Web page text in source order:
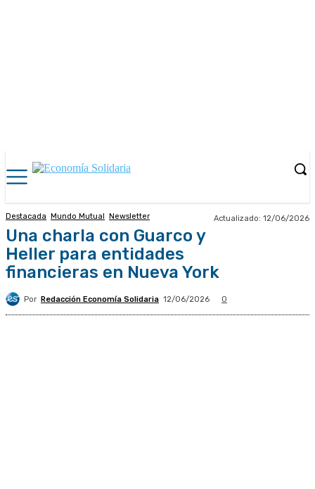
Destacada Mundo Mutual Newsletter Actualizado: 12/06/2026
Una charla con Guarco y
Heller para entidades
financieras en Nueva York
Por Redacción Economía Solidaria 12/06/2026 0